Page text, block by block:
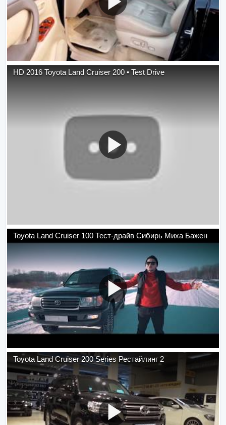
HD 2016 Toyota Land Cruiser 200 • Test Drive
Toyota Land Cruiser 100 Тест-драйв Сибирь Миха Бажен
Toyota Land Cruiser 200 Series Рестайлинг 2